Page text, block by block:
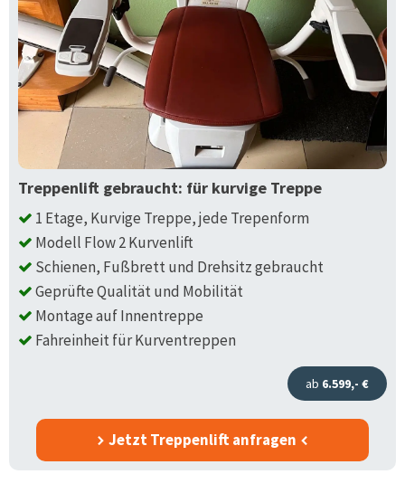
Treppenlift gebraucht: für kurvige Treppe
1 Etage, Kurvige Treppe, jede Trepenform
Modell Flow 2 Kurvenlift
Schienen, Fußbrett und Drehsitz gebraucht
Geprüfte Qualität und Mobilität
Montage auf Innentreppe
Fahreinheit für Kurventreppen
ab 6.599,- €
Jetzt Treppenlift anfragen